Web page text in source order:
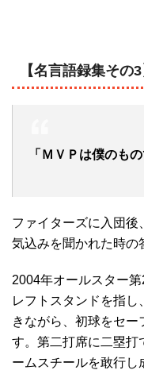
【名言語録集その3
「ＭＶＰは僕のもの
ファイターズに入団
気込みを聞かれた時の
2004年オールスター
レフトスタンドを指
きながら、初球をセー
す。第二打席に二塁打
ームスチールを敢行し